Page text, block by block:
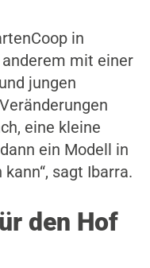
in
mit einer
jungen
eine kleine
ein Modell in
sagt Ibarra.
den Hof